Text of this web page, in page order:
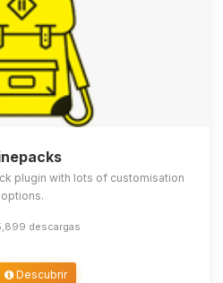
plugin with lots of customisation
options.
descargas
Descubrir